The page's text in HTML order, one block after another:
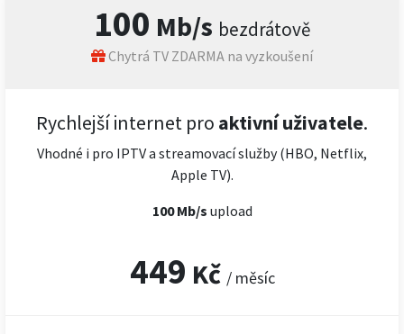
100 Mb/s bezdrátově
Chytrá TV ZDARMA na vyzkoušení
Rychlejší internet pro aktivní uživatele.
Vhodné i pro IPTV a streamovací služby (HBO, Netflix,
Apple TV).
100 Mb/s upload
449 Kč / měsíc